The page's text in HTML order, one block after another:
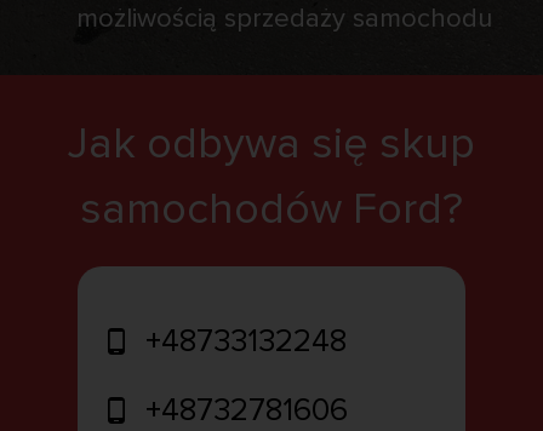
możliwością sprzedaży samochodu
Jak odbywa się skup
samochodów Ford?
+48733132248
+48732781606